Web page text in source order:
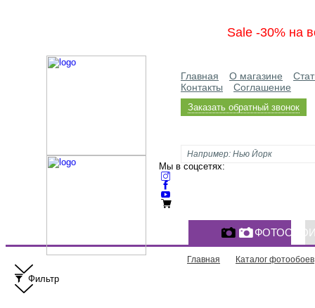
Sale -30% на
Главная О магазине
Контакты
Соглашение
Заказать обратный звонок
Мы в соцсетях:
Главная Каталог фотообоев
Фильтр